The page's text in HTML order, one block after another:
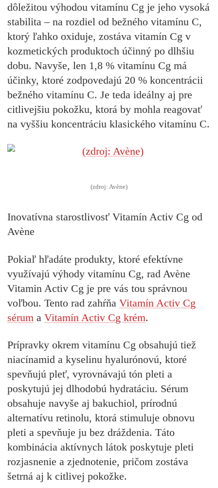
dôležitou výhodou vitamínu Cg je jeho vysoká
stabilita – na rozdiel od bežného vitamínu C,
ktorý ľahko oxiduje, zostáva vitamín Cg v
kozmetických produktoch účinný po dlhšiu
dobu. Navyše, len 1,8 % vitamínu Cg má
účinky, ktoré zodpovedajú 20 % koncentrácii
bežného vitamínu C. Je teda ideálny aj pre
citlivejšiu pokožku, ktorá by mohla reagovať
na vyššiu koncentráciu klasického vitamínu C.
(zdroj: Avène)
Inovatívna starostlivosť Vitamín Activ Cg od
Avène
Pokiaľ hľadáte produkty, ktoré efektívne
využívajú výhody vitamínu Cg, rad Avène
Vitamin Activ Cg je pre vás tou správnou
voľbou. Tento rad zahŕňa Vitamín Activ Cg
sérum a Vitamín Activ Cg krém.
Prípravky okrem vitamínu Cg obsahujú tiež
niacínamid a kyselinu hyalurónovú, ktoré
spevňujú pleť, vyrovnávajú tón pleti a
poskytujú jej dlhodobú hydratáciu. Sérum
obsahuje navyše aj bakuchiol, prírodnú
alternatívu retinolu, ktorá stimuluje obnovu
pleti a spevňuje ju bez dráždenia. Táto
kombinácia aktívnych látok poskytuje pleti
rozjasnenie a zjednotenie, pričom zostáva
šetrná aj k citlivej pokožke.